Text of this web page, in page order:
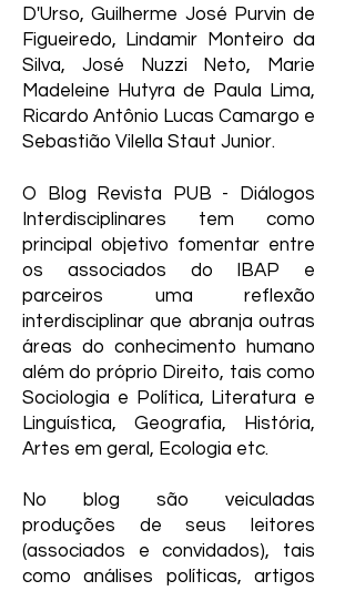
D'Urso, Guilherme José Purvin de
Figueiredo, Lindamir Monteiro da
Silva, José Nuzzi Neto, Marie
Madeleine Hutyra de Paula Lima,
Ricardo Antônio Lucas Camargo e
Sebastião Vilella Staut Junior.
O Blog Revista PUB - Diálogos
Interdisciplinares tem como
principal objetivo fomentar entre
os associados do IBAP e
parceiros uma reflexão
interdisciplinar que abranja outras
áreas do conhecimento humano
além do próprio Direito, tais como
Sociologia e Política, Literatura e
Linguística, Geografia, História,
Artes em geral, Ecologia etc.
No blog são veiculadas
produções de seus leitores
(associados e convidados), tais
como análises políticas, artigos